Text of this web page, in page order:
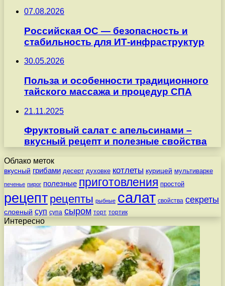
07.08.2026
Российская ОС — безопасность и
стабильность для ИТ-инфраструктур
30.05.2026
Польза и особенности традиционного
тайского массажа и процедур СПА
21.11.2025
Фруктовый салат с апельсинами –
вкусный рецепт и полезные свойства
Облако меток
вкусный грибами десерт духовке котлеты курицей мультиварке
печенье пирог полезные приготовления простой
рецепт рецепты рыбные салат свойства секреты
слоеный суп супа сыром торт тортик
Интересно